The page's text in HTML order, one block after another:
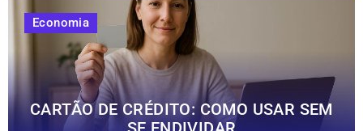
Economia
CARTÃO DE CRÉDITO: COMO USAR SEM